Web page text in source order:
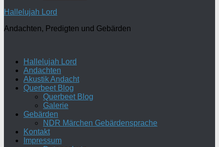
Hallelujah Lord
Andachten, Predigten und Gebärden
Hallelujah Lord
Andachten
Akustik Andacht
Querbeet Blog
Querbeet Blog
Galerie
Gebärden
NDR Märchen Gebärdensprache
Kontakt
Impressum